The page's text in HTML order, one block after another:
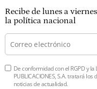
Recibe de lunes a
la política nacional
De conformidad con el RGPD y la
PUBLICACIONES, S.A. tratará
noticias de actualidad.